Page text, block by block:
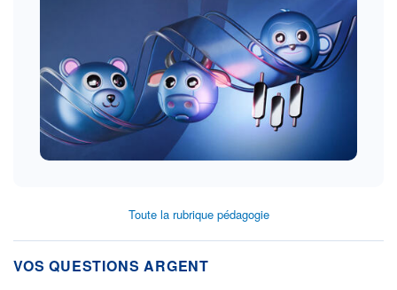
Toute la rubrique pédagogie
VOS QUESTIONS ARGENT